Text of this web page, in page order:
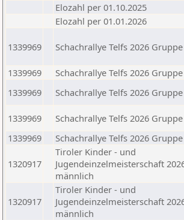
Elozahl per 01.10.2025
Elozahl per 01.01.2026
1339969 Schachrallye Telfs 2026
1339969 Schachrallye Telfs 2026
1339969
Schachrallye Telfs 2026
1339969 Schachrallye Telfs 2026
1339969
Schachrallye Telfs 2026
1320917
Tiroler Kinder - und
Jugendeinzelmeisterschaft
männlich
1320917
Tiroler Kinder - und
Jugendeinzelmeisterschaft
männlich